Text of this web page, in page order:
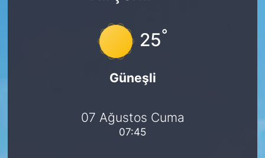
25°
Güneşli
07 Ağustos Cuma
07:45